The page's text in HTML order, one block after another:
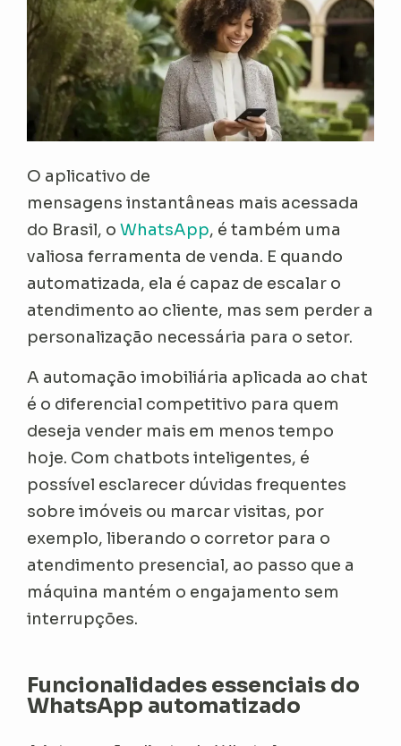
O aplicativo de
mensagens instantâneas mais acessada
do Brasil, oWhatsApp, é também uma
valiosa ferramenta de venda. E quando
automatizada, ela é capaz de escalar o
atendimento ao cliente, mas sem perder a
personalização necessária para o setor.
A automação imobiliária aplicada ao chat
é o diferencial competitivo para quem
deseja vender mais em menos tempo
hoje. Com chatbots inteligentes, é
possível esclarecer dúvidas frequentes
sobre imóveis ou marcar visitas, por
exemplo, liberando o corretor para o
atendimento presencial, ao passo que a
máquina mantém o engajamento sem
interrupções.
Funcionalidades essenciais do
WhatsApp automatizado